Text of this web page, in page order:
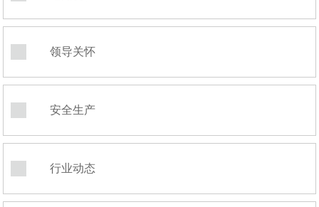
领导关怀
安全生产
行业动态